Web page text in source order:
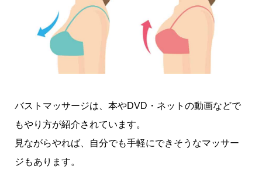
バストマッサージは、本やDVD・ネットの動画などで
もやり方が紹介されています。
見ながらやれば、自分でも手軽にできそうなマッサー
ジもあります。